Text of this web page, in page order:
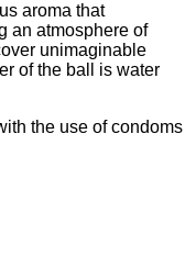
aroma that
an atmosphere of
unimaginable
of the ball is water
the use of condoms